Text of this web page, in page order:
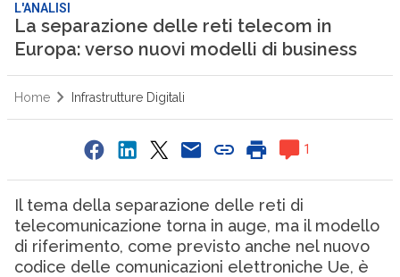
L'ANALISI
La separazione delle reti telecom in
Europa: verso nuovi modelli di business
Home Infrastrutture Digitali
1
Il tema della separazione delle reti di
telecomunicazione torna in auge, ma il modello
di riferimento, come previsto anche nel nuovo
codice delle comunicazioni elettroniche Ue, è